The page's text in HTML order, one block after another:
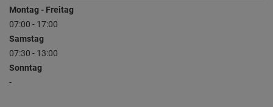
Montag - Freitag
07:00 - 17:00
Samstag
07:30 - 13:00
Sonntag
-